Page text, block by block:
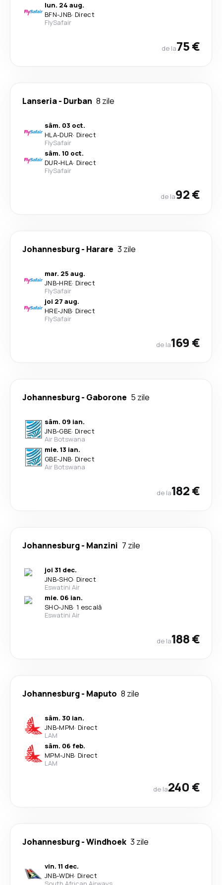
lun. 24 aug.
BFN-JNB· Direct
FlySafair
de la75 €
Lanseria- Durban 8 zile
sâm. 03 oct.
HLA-DUR· Direct
FlySafair
sâm. 10 oct.
DUR-HLA· Direct
FlySafair
de la92 €
Johannesburg- Harare 3 zile
mar. 25 aug.
JNB-HRE· Direct
FlySafair
joi 27 aug.
HRE-JNB· Direct
FlySafair
de la169 €
Johannesburg- Gaborone 5 zile
sâm. 09 ian.
JNB-GBE· Direct
Air Botswana
mie. 13 ian.
GBE-JNB· Direct
Air Botswana
de la182 €
Johannesburg- Manzini 7 zile
joi 31 dec.
JNB-SHO· Direct
Eswatini Air
mie. 06 ian.
SHO-JNB· 1 escală
Eswatini Air
de la188 €
Johannesburg- Maputo 8 zile
sâm. 30 ian.
JNB-MPM· Direct
LAM
sâm. 06 feb.
MPM-JNB· Direct
LAM
de la240 €
Johannesburg-Windhoek 3 zile
vin. 11 dec.
JNB-WDH· Direct